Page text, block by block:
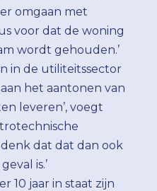
omgaan met
voor dat de woning
wordt gehouden.’
in de utiliteitssector
het aantonen van
leveren’, voegt
denk dat dat dan ook
is.’
10 jaar in staat zijn